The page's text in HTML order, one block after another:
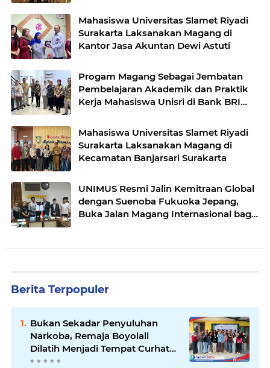
Mahasiswa Universitas Slamet Riyadi
Surakarta Laksanakan Magang di
Kantor Jasa Akuntan Dewi Astuti
Progam Magang Sebagai Jembatan
Pembelajaran Akademik dan Praktik
Kerja Mahasiswa Unisri di Bank BRI
Mahasiswa Universitas Slamet Riyadi
Surakarta Laksanakan Magang di
Kecamatan Banjarsari Surakarta
UNIMUS Resmi Jalin Kemitraan Global
dengan Suenoba Fukuoka Jepang,
Buka Jalan Magang Internasional bagi
Berita Terpopuler
Bukan Sekadar Penyuluhan
Narkoba, Remaja Boyolali
Dilatih Menjadi Tempat Curhat
yang Aman bagi Temannya